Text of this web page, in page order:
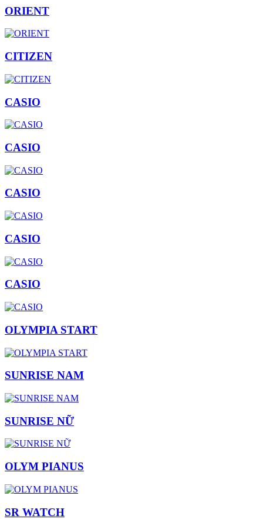
ORIENT
CITIZEN
CASIO
CASIO
CASIO
CASIO
CASIO
OLYMPIA START
SUNRISE NAM
SUNRISE NỮ
OLYM PIANUS
SR WATCH